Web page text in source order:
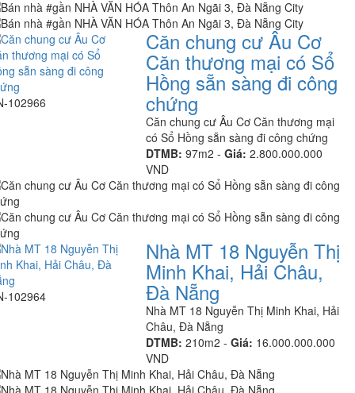
102966
Căn chung cư Âu Cơ
Căn thương mại có Sổ
Hồng sẵn sàng đi công
chứng
Căn chung cư Âu Cơ Căn thương mại
có Sổ Hồng sẵn sàng đi công chứng
DTMB: 97m2 -Giá: 2.800.000.000
VND
102964
Nhà MT 18 Nguyễn Thị
Minh Khai, Hải Châu,
Đà Nẵng
Nhà MT 18 Nguyễn Thị Minh Khai, Hải
Châu, Đà Nẵng
DTMB: 210m2 -Giá: 16.000.000.000
VND